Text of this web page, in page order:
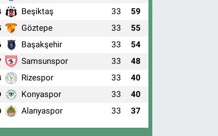
Beşiktaş 33 59
Göztepe 33 55
Başakşehir 33 54
Samsunspor 33 48
Rizespor 33 40
Konyaspor 33 40
Alanyaspor 33 37